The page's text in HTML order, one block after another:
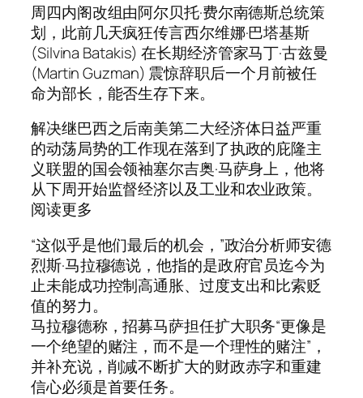
周四内阁改组由阿尔贝托·费尔南德斯总统策
划，此前几天疯狂传言西尔维娜·巴塔基斯
(Silvina Batakis) 在长期经济管家马丁·古兹曼
(Martin Guzman) 震惊辞职后一个月前被任
命为部长，能否生存下来。
解决继巴西之后南美第二大经济体日益严重
的动荡局势的工作现在落到了执政的庇隆主
义联盟的国会领袖塞尔吉奥·马萨身上，他将
从下周开始监督经济以及工业和农业政策。
阅读更多
“这似乎是他们最后的机会，”政治分析师安德
烈斯·马拉穆德说，他指的是政府官员迄今为
止未能成功控制高通胀、过度支出和比索贬
值的努力。
马拉穆德称，招募马萨担任扩大职务“更像是
一个绝望的赌注，而不是一个理性的赌注”，
并补充说，削减不断扩大的财政赤字和重建
信心必须是首要任务。